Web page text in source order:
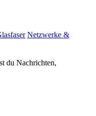
Netzwerke &
du Nachrichten,